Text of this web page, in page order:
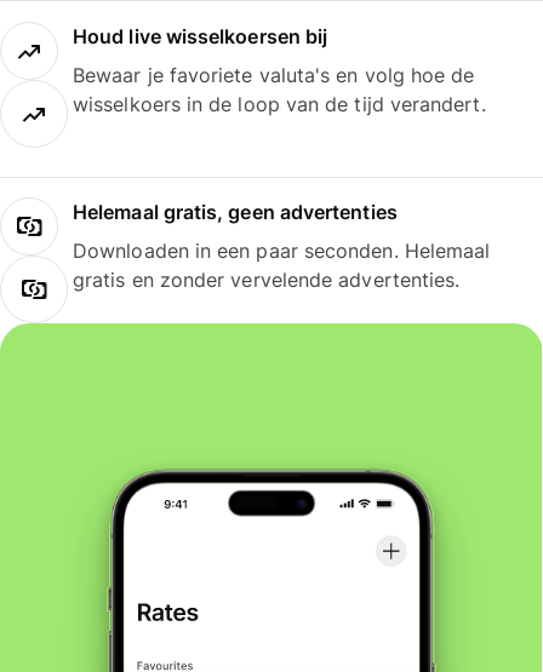
Houd live wisselkoersen bij
Bewaar je favoriete valuta's en volg hoe de
wisselkoers in de loop van de tijd verandert.
Helemaal gratis, geen advertenties
Downloaden in een paar seconden. Helemaal
gratis en zonder vervelende advertenties.